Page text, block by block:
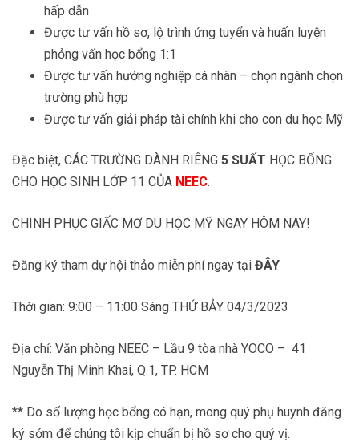
hấp dẫn
Được tư vấn hồ sơ, lộ trình ứng tuyển và huấn luyện
phỏng vấn học bổng 1:1
Được tư vấn hướng nghiệp cá nhân – chọn ngành chọn
trường phù hợp
Được tư vấn giải pháp tài chính khi cho con du học Mỹ
Đặc biệt, CÁC TRƯỜNG DÀNH RIÊNG 5 SUẤT HỌC BỔNG
CHO HỌC SINH LỚP 11 CỦA NEEC.
CHINH PHỤC GIẤC MƠ DU HỌC MỸ NGAY HÔM NAY!
Đăng ký tham dự hội thảo miễn phí ngay tại ĐÂY
Thời gian: 9:00 – 11:00 Sáng THỨ BẢY 04/3/2023
Địa chỉ: Văn phòng NEEC – Lầu 9 tòa nhà YOCO – 41
Nguyễn Thị Minh Khai, Q.1, TP. HCM
** Do số lượng học bổng có hạn, mong quý phụ huynh đăng
ký sớm để chúng tôi kịp chuẩn bị hồ sơ cho quý vị.